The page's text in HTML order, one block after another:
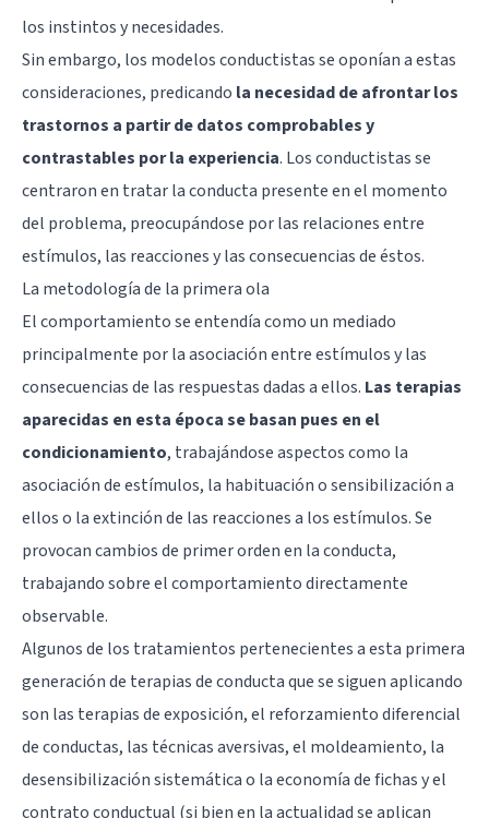
los instintos y necesidades.
Sin embargo, los modelos conductistas se oponían a estas
consideraciones, predicando la necesidad de afrontar los
trastornos a partir de datos comprobables y
contrastables por la experiencia. Los conductistas se
centraron en tratar la conducta presente en el momento
del problema, preocupándose por las relaciones entre
estímulos, las reacciones y las consecuencias de éstos.
La metodología de la primera ola
El comportamiento se entendía como un mediado
principalmente por la asociación entre estímulos y las
consecuencias de las respuestas dadas a ellos. Las terapias
aparecidas en esta época se basan pues en el
condicionamiento, trabajándose aspectos como la
asociación de estímulos, la habituación o sensibilización a
ellos o la extinción de las reacciones a los estímulos. Se
provocan cambios de primer orden en la conducta,
trabajando sobre el comportamiento directamente
observable.
Algunos de los tratamientos pertenecientes a esta primera
generación de terapias de conducta que se siguen aplicando
son las terapias de exposición, el reforzamiento diferencial
de conductas, las técnicas aversivas, el moldeamiento, la
desensibilización sistemática o la economía de fichas y el
contrato conductual (si bien en la actualidad se aplican